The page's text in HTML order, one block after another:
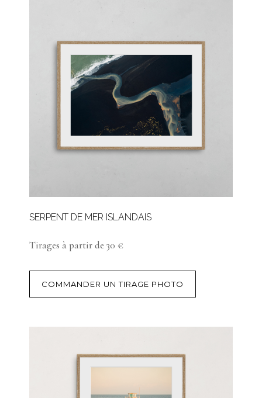
SERPENT DE MER ISLANDAIS
Tirages à partir de 30 €
COMMANDER UN TIRAGE PHOTO